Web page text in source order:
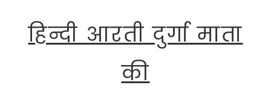
हिन्दी आरती दुर्गा माता
की